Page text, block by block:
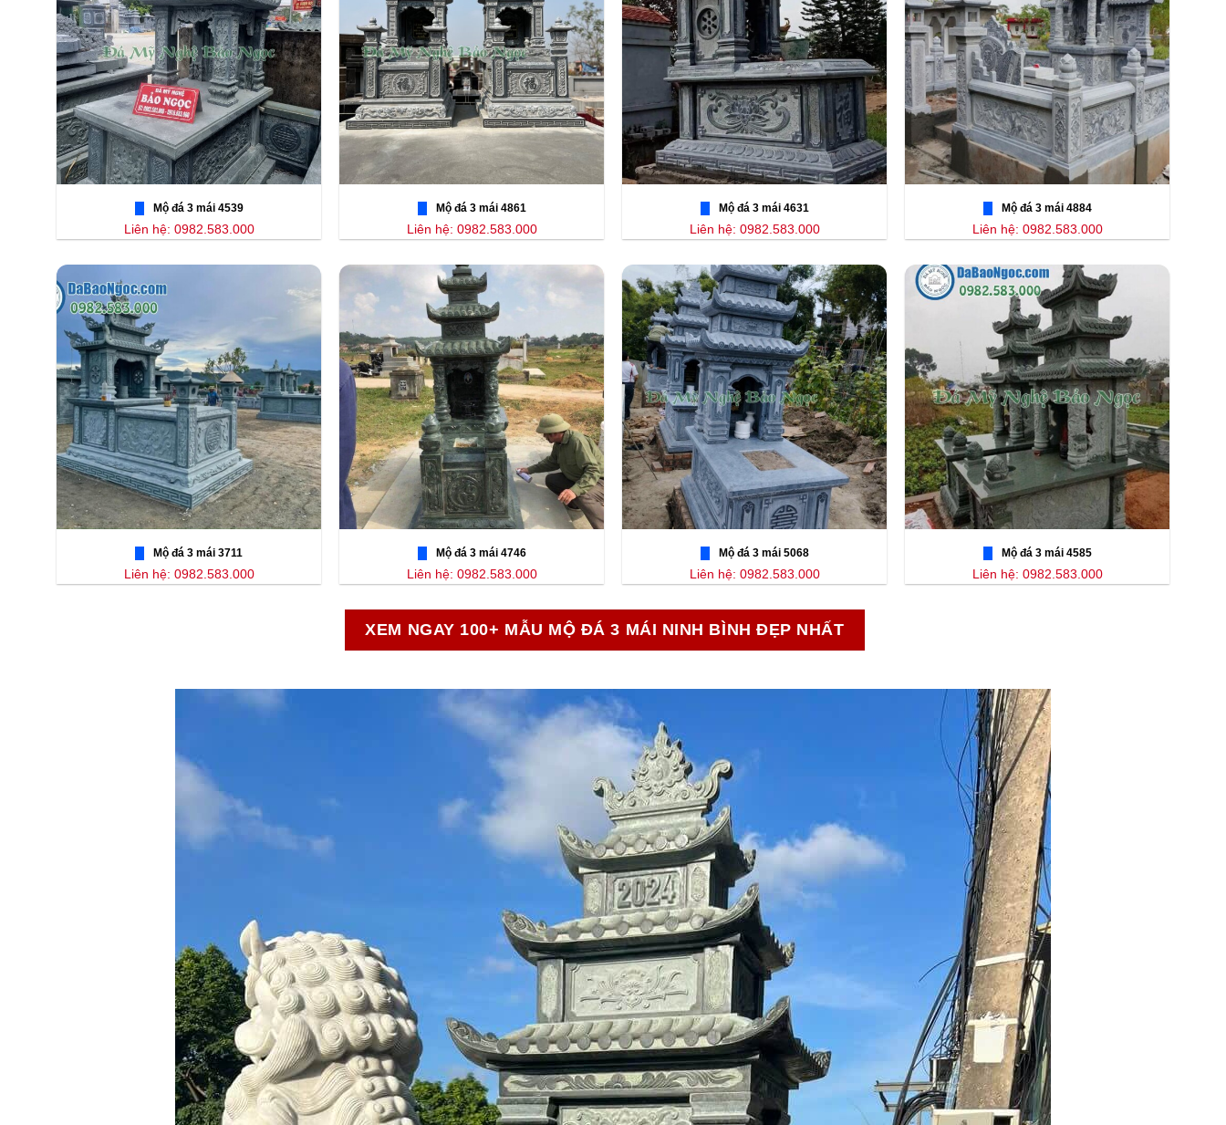
Mộ đá 3 mái 4539
Liên hệ: 0982.583.000
Mộ đá 3 mái 4861
Liên hệ: 0982.583.000
Mộ đá 3 mái 4631
Liên hệ: 0982.583.000
Mộ đá 3 mái 4884
Liên hệ: 0982.583.000
Mộ đá 3 mái 3711
Liên hệ: 0982.583.000
Mộ đá 3 mái 4746
Liên hệ: 0982.583.000
Mộ đá 3 mái 5068
Liên hệ: 0982.583.000
Mộ đá 3 mái 4585
Liên hệ: 0982.583.000
XEM NGAY 100+ MẪU MỘ ĐÁ 3 MÁI NINH BÌNH ĐẸP NHẤT